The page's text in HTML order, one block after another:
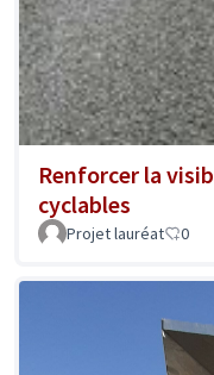
Renforcer la
cyclables
Projet lauréat 0